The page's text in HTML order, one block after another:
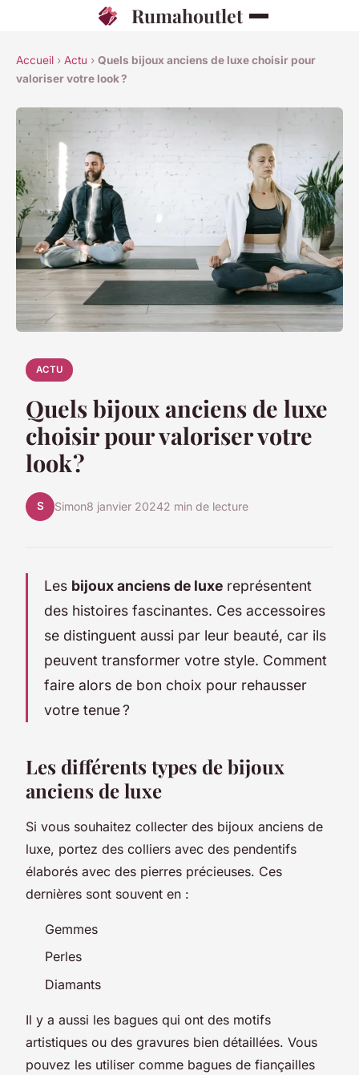
Rumahoutlet
Accueil › Actu › Quels bijoux anciens de luxe choisir pour
valoriser votre look ?
ACTU
Quels bijoux anciens de luxe
choisir pour valoriser votre
look ?
S Simon8 janvier 20242 min de lecture
Les bijoux anciens de luxe représentent
des histoires fascinantes. Ces accessoires
se distinguent aussi par leur beauté, car ils
peuvent transformer votre style. Comment
faire alors de bon choix pour rehausser
votre tenue ?
Les différents types de bijoux
anciens de luxe
Si vous souhaitez collecter des bijoux anciens de
luxe, portez des colliers avec des pendentifs
élaborés avec des pierres précieuses. Ces
dernières sont souvent en :
Gemmes
Perles
Diamants
Il y a aussi les bagues qui ont des motifs
artistiques ou des gravures bien détaillées. Vous
pouvez les utiliser comme bagues de fiançailles